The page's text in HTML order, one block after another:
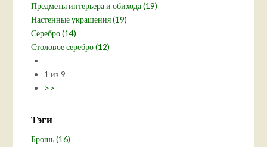
Предметы интерьера и обихода (19)
Настенные украшения (19)
Серебро (14)
Столовое серебро (12)
1 из 9
>>
Тэги
Брошь (16)